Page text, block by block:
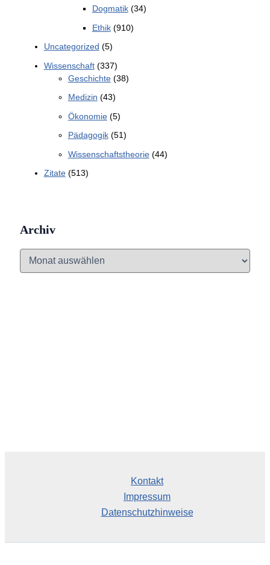
Dogmatik(34)
Ethik(910)
Uncategorized (5)
Wissenschaft(337)
Geschichte(38)
Medizin (43)
Ökonomie(5)
Pädagogik(51)
Wissenschaftstheorie(44)
Zitate(513)
Archiv
Kontakt
Impressum
Datenschutzhinweise